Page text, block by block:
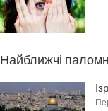
Найближчі